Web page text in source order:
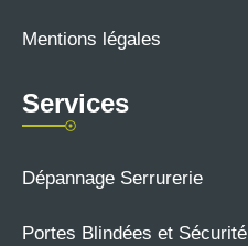
Mentions légales
Services
Dépannage Serrurerie
Portes Blindées et Sécurité